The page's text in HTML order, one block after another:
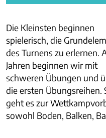
Die Kleinsten beginnen
spielerisch, die
des Turnens zu erlernen.
Jahren beginnen wir mit
schweren Übungen und
die ersten Übungsreihen.
geht es zur
sowohl Boden, Balken,